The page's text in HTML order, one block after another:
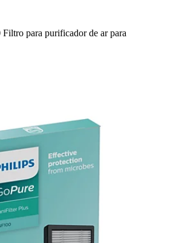
para purificador de ar para